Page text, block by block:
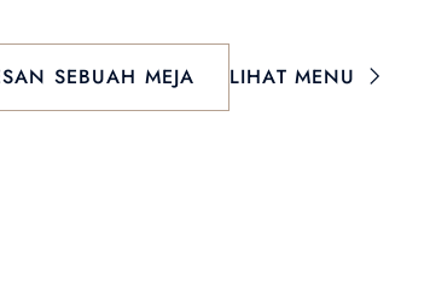
SEBUAH MEJA LIHAT MENU